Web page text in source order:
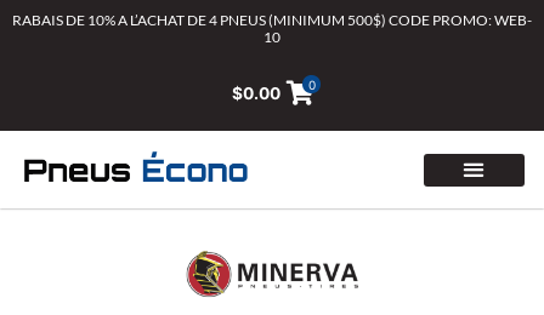
AllerRABAIS DE 10% A L’ACHAT DE 4 PNEUS (MINIMUM 500$) CODE PROMO: WEB-
10
$0.00 0